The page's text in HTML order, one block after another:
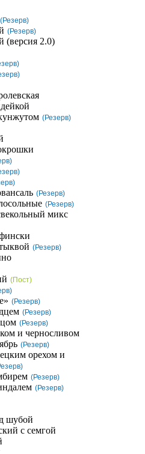
(Резерв)
(Резерв)
(версия 2.0)
(Резерв)
(Резерв)
(Резерв)
микс
(Резерв)
(Пост)
(Резерв)
(Резерв)
(Резерв)
и черносливом
(Резерв)
орехом и
(Резерв)
(Резерв)
шубой
с семгой